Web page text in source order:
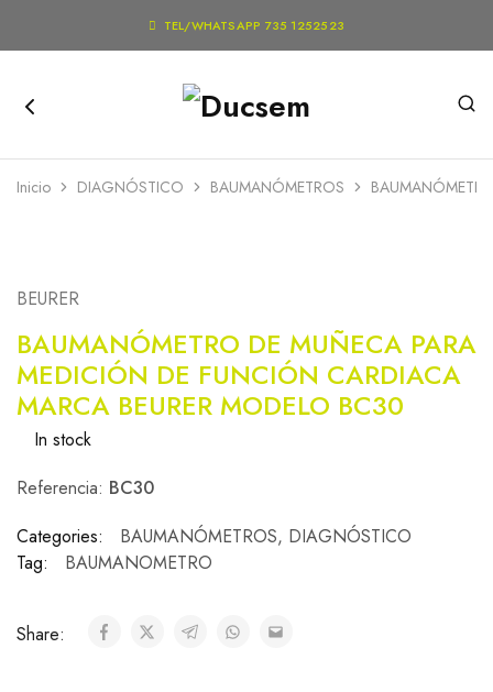
 TEL/WHATSAPP 735 1252523
Inicio DIAGNÓSTICO BAUMANÓMETROS
BEURER
BAUMANÓMETRO DE MUÑECA PARA
MEDICIÓN DE FUNCIÓN CARDIACA
MARCA BEURER MODELO BC30
In stock
Referencia: BC30
Categories:
BAUMANÓMETROS, DIAGNÓSTICO
Tag:
BAUMANOMETRO
Share: